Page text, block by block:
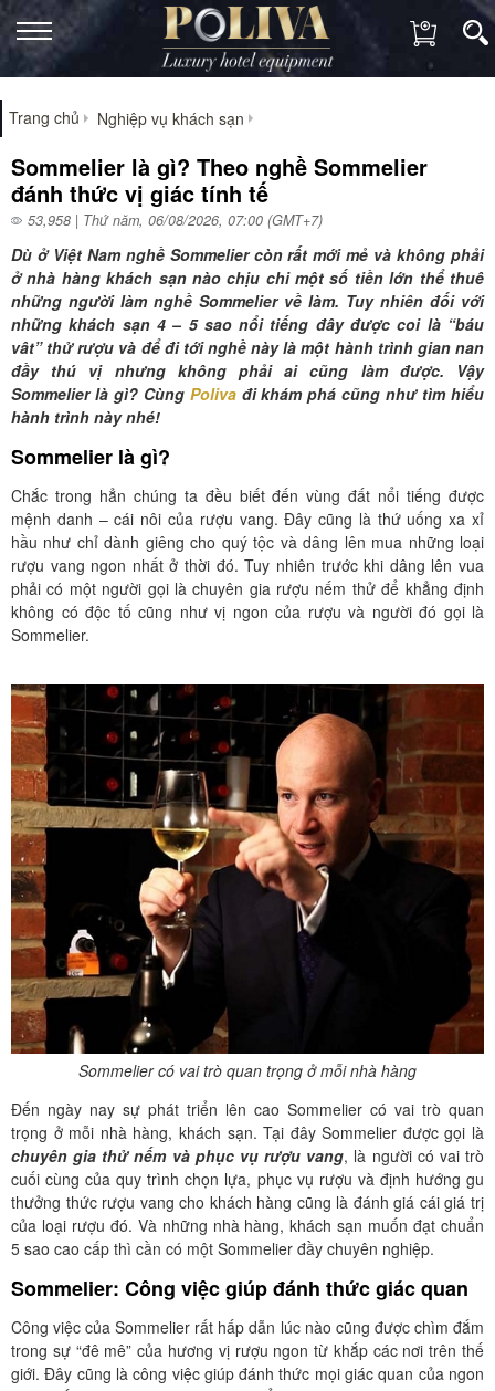
Trang chủ Nghiệp vụ khách sạn
Sommelier là gì? Theo nghề Sommelier
đánh thức vị giác tính tế
53,958 | Thứ năm, 06/08/2026, 07:00 (GMT+7)
Dù ở Việt Nam nghề Sommelier còn rất mới mẻ và không phải
ở nhà hàng khách sạn nào chịu chi một số tiền lớn thể thuê
những người làm nghề Sommelier về làm. Tuy nhiên đối với
những khách sạn 4 – 5 sao nổi tiếng đây được coi là “báu
vât” thử rượu và để đi tới nghề này là một hành trình gian nan
đầy thú vị nhưng không phải ai cũng làm được. Vậy
Sommelier là gì? Cùng Polivađi khám phá cũng như tìm hiểu
hành trình này nhé!
Sommelier là gì?
Chắc trong hẳn chúng ta đều biết đến vùng đất nổi tiếng được
mệnh danh – cái nôi của rượu vang. Đây cũng là thứ uống xa xỉ
hầu như chỉ dành giêng cho quý tộc và dâng lên mua những loại
rượu vang ngon nhất ở thời đó. Tuy nhiên trước khi dâng lên vua
phải có một người gọi là chuyên gia rượu nếm thử để khẳng định
không có độc tố cũng như vị ngon của rượu và người đó gọi là
Sommelier.
Sommelier có vai trò quan trọng ở mỗi nhà hàng
Đến ngày nay sự phát triển lên cao Sommelier có vai trò quan
trọng ở mỗi nhà hàng, khách sạn. Tại đây Sommelier được gọi là
chuyên gia thử nếm và phục vụ rượu vang, là người có vai trò
cuối cùng của quy trình chọn lựa, phục vụ rượu và định hướng gu
thưởng thức rượu vang cho khách hàng cũng là đánh giá cái giá trị
của loại rượu đó. Và những nhà hàng, khách sạn muốn đạt chuẩn
5 sao cao cấp thì cần có một Sommelier đầy chuyên nghiệp.
Sommelier: Công việc giúp đánh thức giác quan
Công việc của Sommelier rất hấp dẫn lúc nào cũng được chìm đắm
trong sự “đê mê” của hương vị rượu ngon từ khắp các nơi trên thế
giới. Đây cũng là công việc giúp đánh thức mọi giác quan của ngon